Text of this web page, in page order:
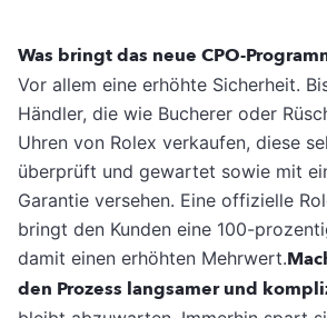
Was bringt das neue CPO-
Vor allem eine erhöhte Sicherheit.
Händler, die wie Bucherer oder
Uhren von Rolex verkaufen, diese
überprüft und gewartet sowie mit
Garantie versehen. Eine offizielle
bringt den Kunden eine 100-
damit einen erhöhten Mehrwert.
den Prozess langsamer und